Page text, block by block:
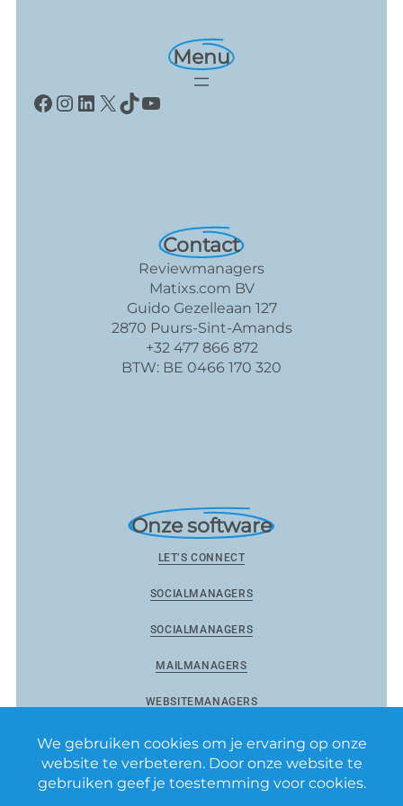
Menu
Facebook
Instagram
LinkedIn
X TikTok
YouTube
Contact
Reviewmanagers
Matixs.com BV
Guido Gezelleaan 127
2870 Puurs-Sint-Amands
+32 477 866 872
BTW: BE 0466 170 320
Onze software
LET’S CONNECT
SOCIALMANAGERS
SOCIALMANAGERS
MAILMANAGERS
WEBSITEMANAGERS